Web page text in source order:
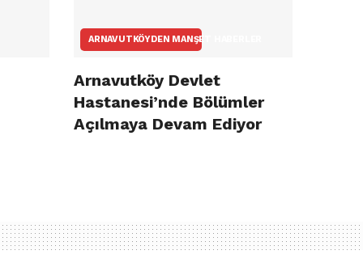
ARNAVUTKÖYDEN MANŞET HABERLER
Arnavutköy Devlet
Hastanesi’nde Bölümler
Açılmaya Devam Ediyor